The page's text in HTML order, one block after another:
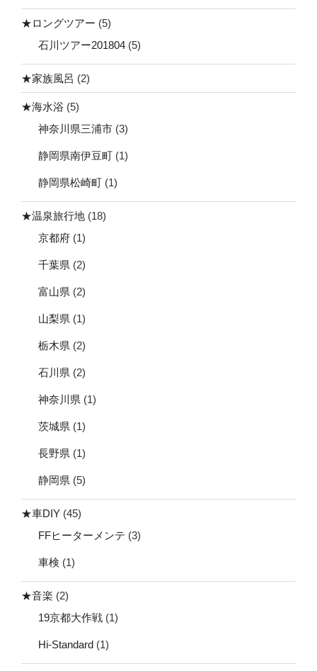
★ロングツアー (5)
石川ツアー201804 (5)
★家族風呂 (2)
★海水浴 (5)
神奈川県三浦市 (3)
静岡県南伊豆町 (1)
静岡県松崎町 (1)
★温泉旅行地 (18)
京都府 (1)
千葉県 (2)
富山県 (2)
山梨県 (1)
栃木県 (2)
石川県 (2)
神奈川県 (1)
茨城県 (1)
長野県 (1)
静岡県 (5)
★車DIY (45)
FFヒーターメンテ (3)
車検 (1)
★音楽 (2)
19京都大作戦 (1)
Hi-Standard (1)